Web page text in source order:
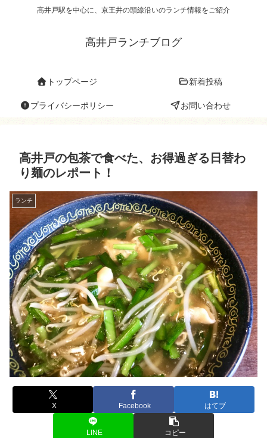
高井戸駅を中心に、京王井の頭線沿いのランチ情報をご紹介
高井戸ランチブログ
トップページ 新着投稿
プライバシーポリシー お問い合わせ
高井戸の包茶で食べた、お得過ぎる日替わ
り麺のレポート！
ランチ
X Facebook はてブ
LINE コピー